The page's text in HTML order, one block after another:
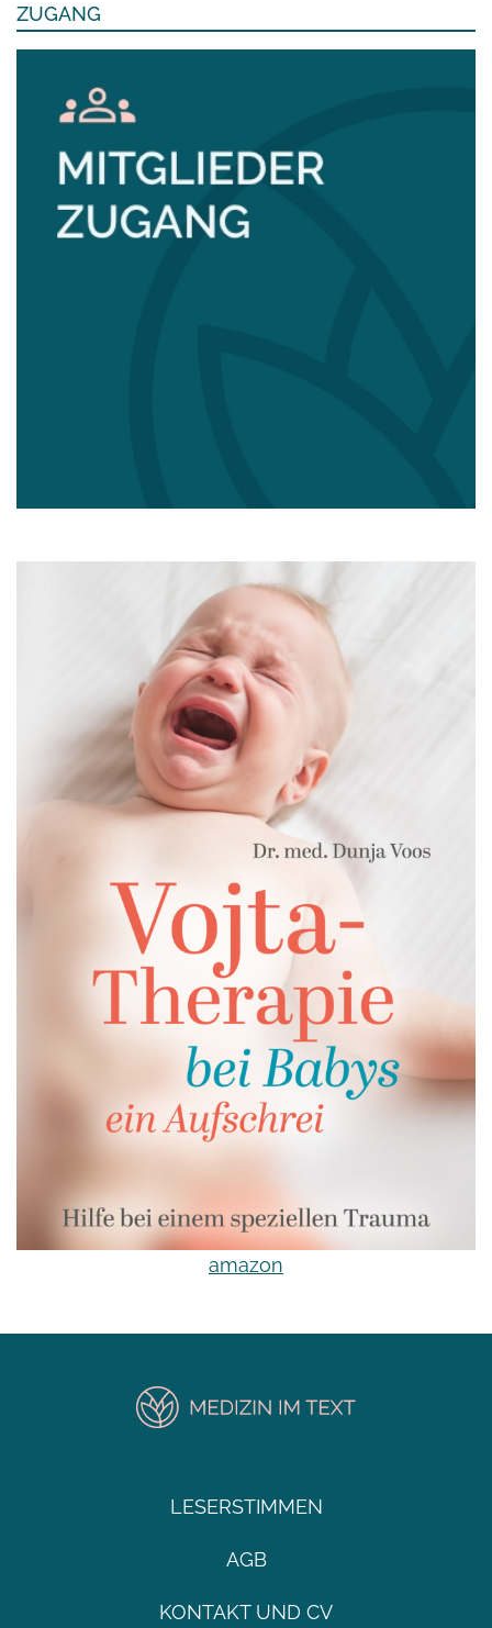
ZUGANG
amazon
LESERSTIMMEN
AGB
KONTAKT UND CV